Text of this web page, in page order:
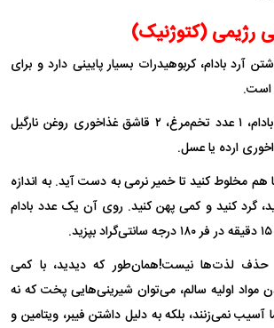
آرد بادام، کربوهیدرات بسیار پایینی دارد و برای
است.
۱ پیمانه آرد بادام، ۱ عدد تخم‌مرغ، ۲ قاشق غذاخوری روغن نارگیل
هم مخلوط کنید تا خمیر نرمی به دست آید. به اندازه
گرد کنید و کمی پهن کنید. روی آن یک عدد بادام
حذف لذت‌ها نیست!همان‌طور که دیدید، با کمی
مواد اولیه سالم، می‌توان شیرینی‌هایی پخت که نه
آسیب نمی‌زنند، بلکه به دلیل داشتن فیبر، ویتامین و